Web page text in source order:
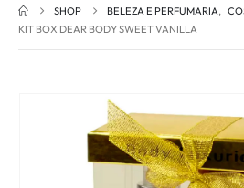
SHOP BELEZA E PERFUMARIA,
KIT BOX DEAR BODY SWEET VANILLA